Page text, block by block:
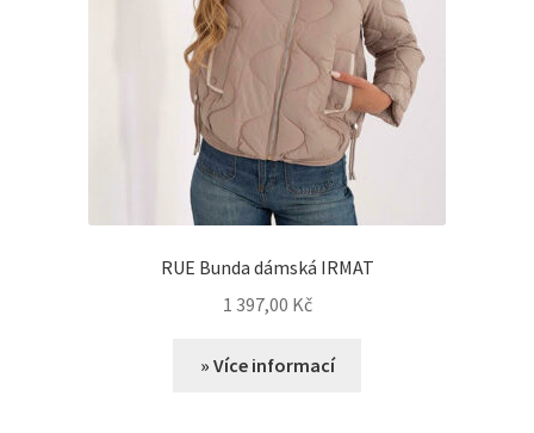
RUE Bunda dámská IRMAT
1 397,00 Kč
» Více informací